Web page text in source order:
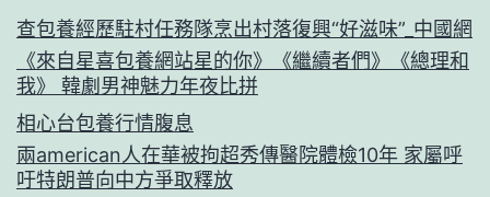
查包養經歷駐村任務隊烹出村落復興“好滋味”_中國網
《來自星喜包養網站星的你》《繼續者們》《總理和
我》 韓劇男神魅力年夜比拼
相心台包養行情腹息
兩american人在華被拘超秀傳醫院體檢10年 家屬呼
吁特朗普向中方爭取釋放